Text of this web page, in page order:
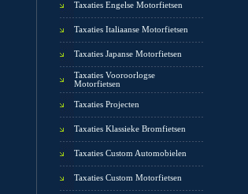
Taxaties Engelse Motorfietsen
Taxaties Italiaanse Motorfietsen
Taxaties Japanse Motorfietsen
Taxaties Vooroorlogse
Motorfietsen
Taxaties Projecten
Taxaties Klassieke Bromfietsen
Taxaties Custom Automobielen
Taxaties Custom Motorfietsen